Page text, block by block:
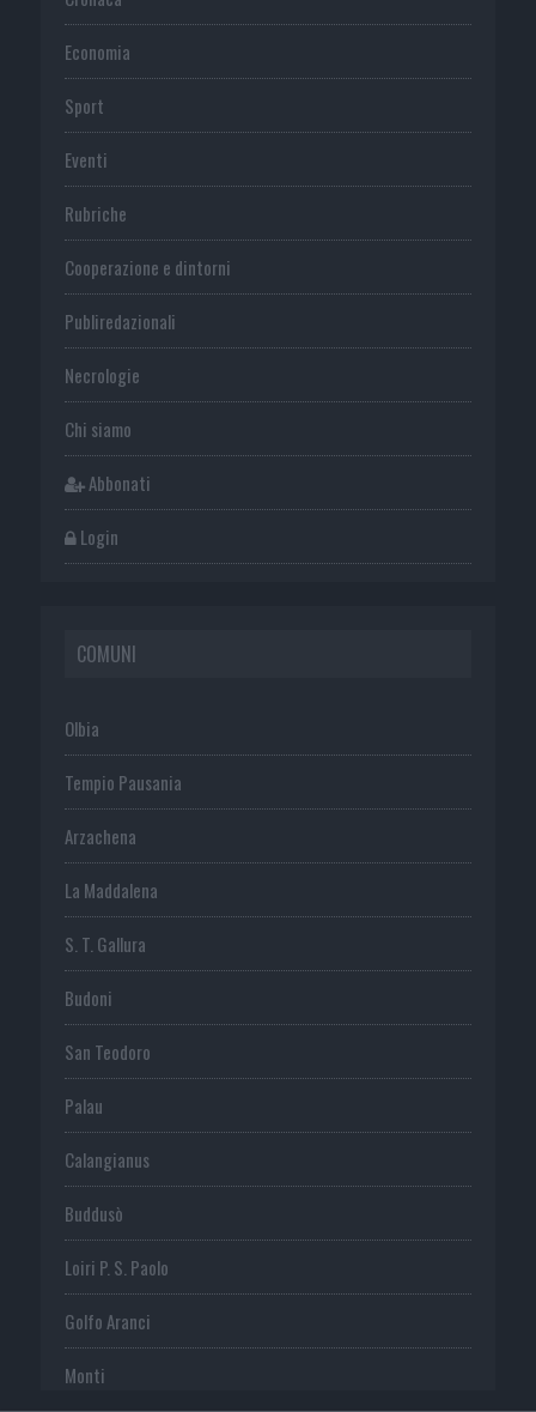
Economia
Sport
Eventi
Rubriche
Cooperazione e dintorni
Publiredazionali
Necrologie
Chi siamo
Abbonati
Login
COMUNI
Olbia
Tempio Pausania
Arzachena
La Maddalena
S. T. Gallura
Budoni
San Teodoro
Palau
Calangianus
Buddusò
Loiri P. S. Paolo
Golfo Aranci
Monti